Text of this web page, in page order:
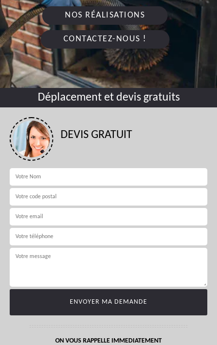
NOS RÉALISATIONS
CONTACTEZ-NOUS !
Déplacement et devis gratuits
DEVIS GRATUIT
ON VOUS RAPPELLE IMMEDIATEMENT